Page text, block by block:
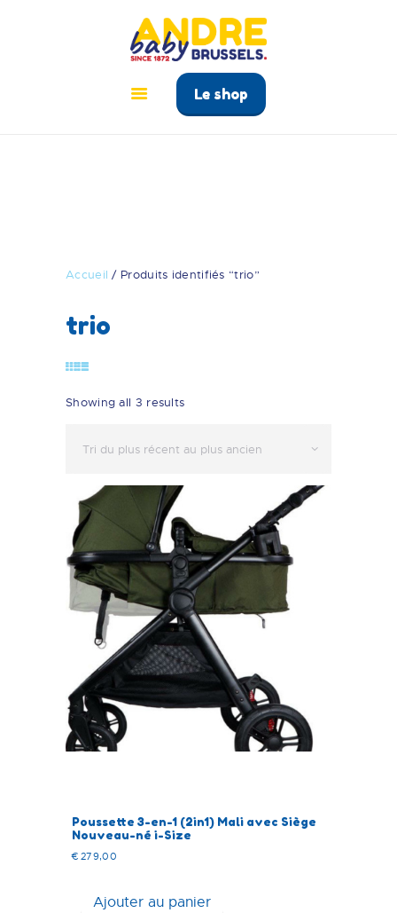
Le shop
ANDRÉ BABY BRUSSELS
Le tout pour bébé à Bruxelles
ACCUEIL
Accueil / Produits identifiés “trio”
trio
Showing all 3 results
Poussette 3-en-1 (2in1) Mali avec Siège
Nouveau-né i-Size
€279,00
Ajouter au panier